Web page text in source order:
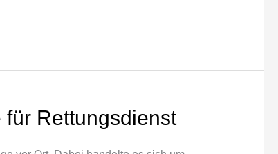
Rettungsdienst